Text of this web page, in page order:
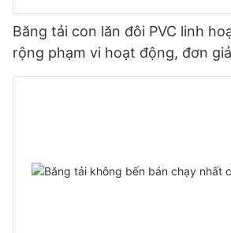
Băng tải con lăn đôi PVC linh
rộng phạm vi hoạt động, đơn
hàng